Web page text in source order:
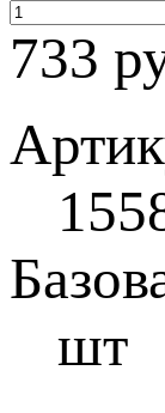
733
шт